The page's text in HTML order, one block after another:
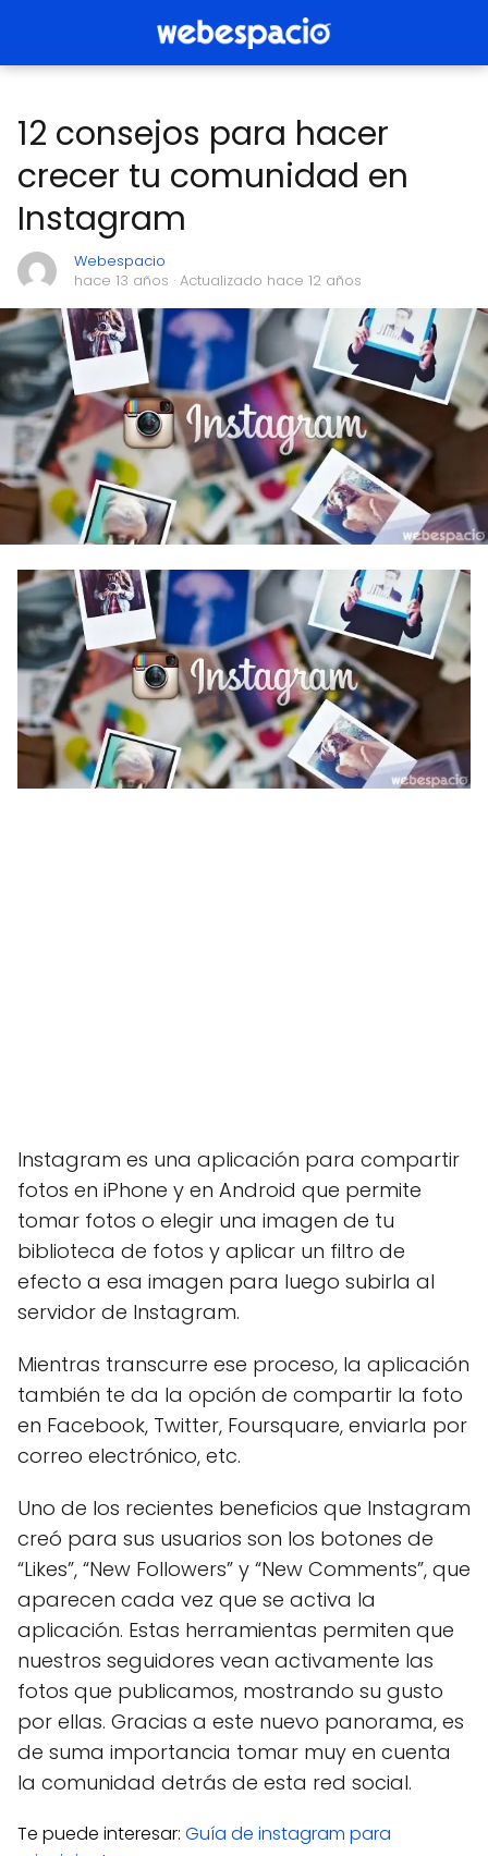
12 consejos para hacer
crecer tu comunidad en
Instagram
Webespacio
hace 13 años · Actualizado hace 12 años
Instagram es una aplicación para compartir
fotos en iPhone y en Android que permite
tomar fotos o elegir una imagen de tu
biblioteca de fotos y aplicar un filtro de
efecto a esa imagen para luego subirla al
servidor de Instagram.
Mientras transcurre ese proceso, la aplicación
también te da la opción de compartir la foto
en Facebook, Twitter, Foursquare, enviarla por
correo electrónico, etc.
Uno de los recientes beneficios que Instagram
creó para sus usuarios son los botones de
“Likes”, “New Followers” y “New Comments”, que
aparecen cada vez que se activa la
aplicación. Estas herramientas permiten que
nuestros seguidores vean activamente las
fotos que publicamos, mostrando su gusto
por ellas. Gracias a este nuevo panorama, es
de suma importancia tomar muy en cuenta
la comunidad detrás de esta red social.
Te puede interesar: Guía de instagram para